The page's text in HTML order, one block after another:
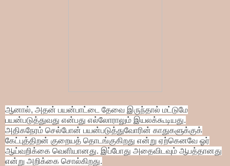
ஆனால், அதன் பயன்பாட்டை தேவை இருந்தால் மட்டுமே
பயன்படுத்துவது என்பது எல்லோராலும் இயலக்கூடியது.
அதிகநேரம் செல்போன் பயன்படுத்துவோரின் காதுகளுக்குக்
கேட்புத்திறன் குறையத் தொடங்குகிறது என்று ஏற்கெனவே ஓர்
ஆய்வறிக்கை வெளியானது. இப்போது அதைவிடவும் ஆபத்தானது
என்று அறிக்கை சொல்கிறது.